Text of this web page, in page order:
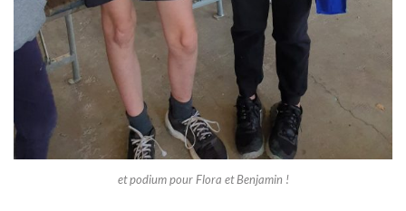
et podium pour Flora et Benjamin !